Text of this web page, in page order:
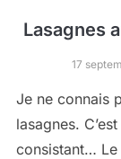
Lasagnes
17
Je ne connais
lasagnes.
consistant…